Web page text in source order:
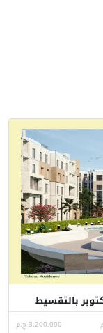
3,200,000 ج.م